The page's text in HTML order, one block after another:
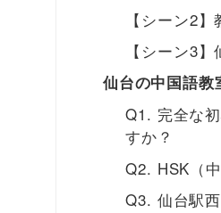
【シーン2
【シーン3
仙台の中国語教
Q1. 完全な
すか？
Q2. HSK（
Q3. 仙台駅